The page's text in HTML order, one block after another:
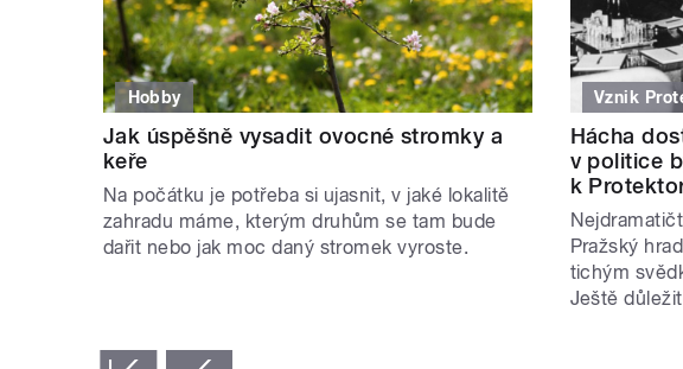
Hobby
Jak úspěšně vysadit ovocné stromky a
keře
Na počátku je potřeba si ujasnit, v jaké lokalitě
zahradu máme, kterým druhům se tam bude
dařit nebo jak moc daný stromek vyroste.
Vznik
Hácha
v politice
k
Pražský
tichým
Ještě